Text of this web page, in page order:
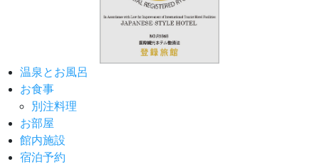
温泉とお風呂
お食事
別注料理
お部屋
館内施設
宿泊予約